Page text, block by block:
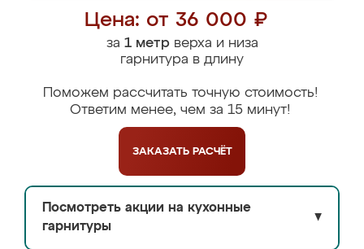
Цена: от 36 000 ₽
за 1 метрверха и низа
гарнитура в длину
Поможем рассчитать точную стоимость!
Ответим менее, чем за 15 минут!
ЗАКАЗАТЬ РАСЧЁТ
Посмотреть акции на кухонные
гарнитуры
▼